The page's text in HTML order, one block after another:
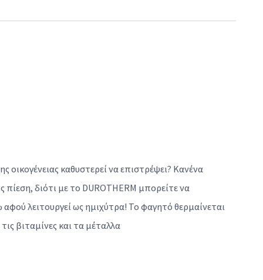
οικογένειας καθυστερεί να επιστρέψει? Κανένα
διότι με το DUROTHERM μπορείτε να
λειτουργεί ως ημιχύτρα! Το φαγητό θερμαίνεται
βιταμίνες και τα μέταλλα